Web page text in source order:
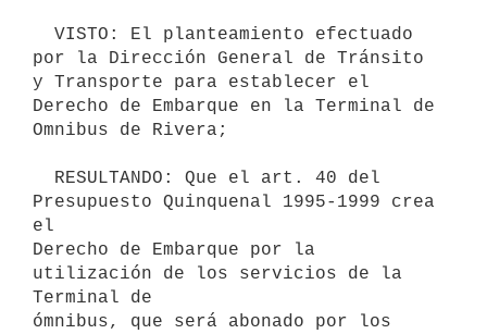
por la Dirección General de Tránsito
y Transporte para establecer el
Derecho de Embarque en la Terminal de
Omnibus de Rivera;
Presupuesto Quinquenal 1995-1999 crea
el
Derecho de Embarque por la
utilización de los servicios de la
Terminal de
ómnibus, que será abonado por los